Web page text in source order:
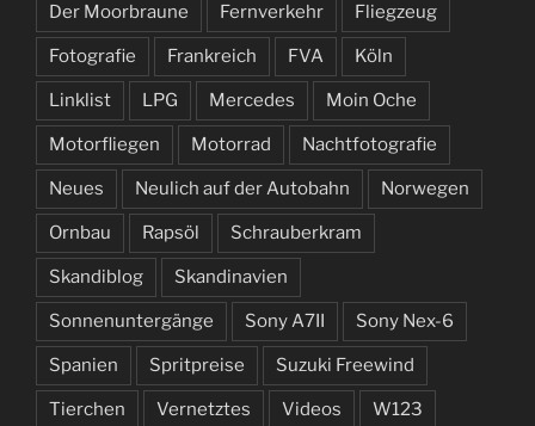
Der Moorbraune Fernverkehr Fliegzeug
Fotografie Frankreich FVA Köln
Linklist LPG Mercedes Moin Oche
Motorfliegen Motorrad Nachtfotografie
Neues Neulich auf der Autobahn Norwegen
Ornbau Rapsöl Schrauberkram
Skandiblog Skandinavien
Sonnenuntergänge Sony A7II Sony Nex-6
Spanien Spritpreise Suzuki Freewind
Tierchen Vernetztes Videos W123